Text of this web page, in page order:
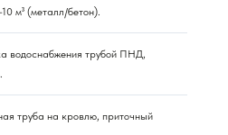
м³ (металл/бетон).
водоснабжения трубой ПНД,
труба на кровлю, приточный